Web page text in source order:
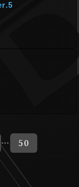
… 50